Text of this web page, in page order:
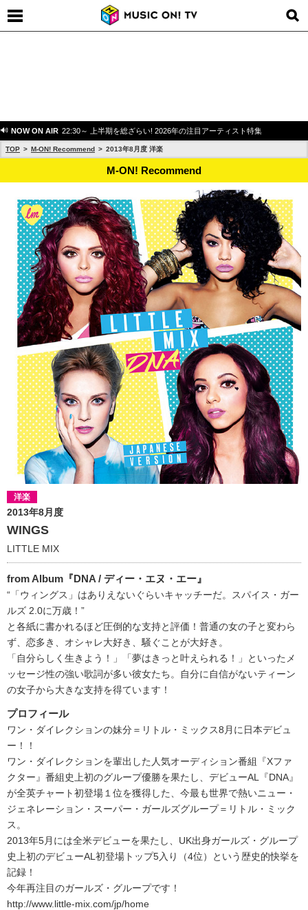
NOW ON AIR 22:30～ 上半期を総ざらい! 2026年の注目アーティスト特集
TOP M-ON! Recommend 2013年8月度 洋楽
M-ON! Recommend
洋楽
2013年8月度
WINGS
LITTLE MIX
from Album『DNA / ディー・エヌ・エー』
“「ウィングス」はありえないぐらいキャッチーだ。スパイス・ガー
ルズ 2.0に万歳！”
と各紙に書かれるほど圧倒的な支持と評価！普通の女の子と変わら
ず、恋多き、オシャレ大好き、騒ぐことが大好き。
「自分らしく生きよう！」「夢はきっと叶えられる！」といったメ
ッセージ性の強い歌詞が多い彼女たち。自分に自信がないティーン
の女子から大きな支持を得ています！
プロフィール
ワン・ダイレクションの妹分＝リトル・ミックス8月に日本デビュ
ー！！
ワン・ダイレクションを輩出した人気オーディション番組『Xファ
クター』番組史上初のグループ優勝を果たし、デビューAL『DNA』
が全英チャート初登場１位を獲得した、今最も世界で熱いニュー・
ジェネレーション・スーパー・ガールズグループ＝リトル・ミック
ス。
2013年5月には全米デビューを果たし、UK出身ガールズ・グループ
史上初のデビューAL初登場トップ5入り（4位）という歴史的快挙を
記録！
今年再注目のガールズ・グループです！
http://www.little-mix.com/jp/home